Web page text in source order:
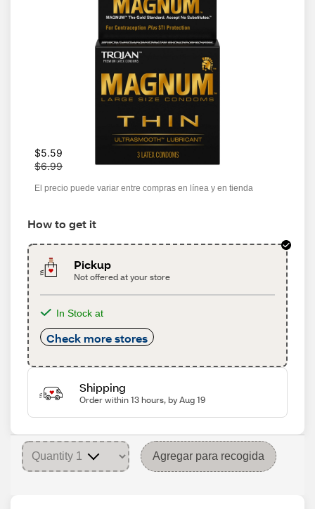
$5.59
W
a
$6.99
El precio puede variar entre compras en línea y en tienda
How to get it
Pickup
Not offered at your store
In Stock at
Check more stores
Shipping
Order within 13 hours, by Aug 19
Agregar para recogida